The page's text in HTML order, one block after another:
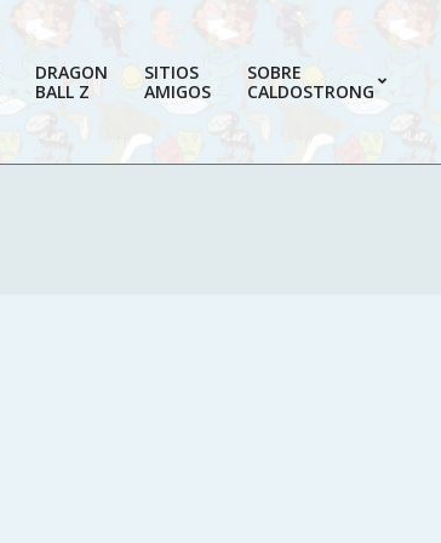
DRAGON
BALL Z
SITIOS
AMIGOS
SOBRE
CALDOSTRONG